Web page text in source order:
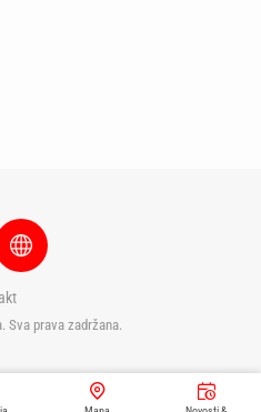
Sva prava zadržana.